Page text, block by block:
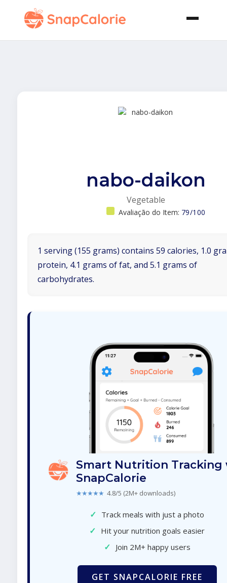
nabo-daikon
Vegetable
Avaliação do Item: 79/100
1 serving (155 grams) contains 59 calories, 1.0
protein, 4.1 grams of fat, and 5.1 grams of
carbohydrates.
Smart Nutrition Tracking
SnapCalorie
★★★★★ 4.8/5 (2M+ downloads)
✓ Track meals with just a photo
✓ Hit your nutrition goals easier
✓ Join 2M+ happy users
GET SNAPCALORIE FREE